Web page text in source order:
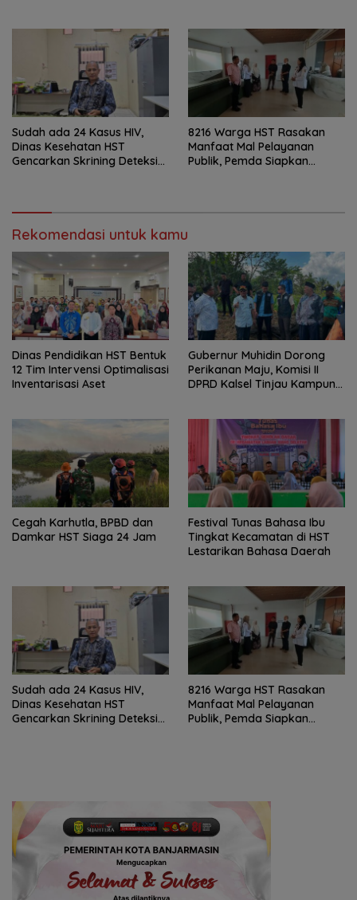
Sudah ada 24 Kasus HIV,
Dinas Kesehatan HST
Gencarkan Skrining Deteksi
8216 Warga HST Rasakan
Manfaat Mal Pelayanan
Publik, Pemda Siapkan
Rekomendasi untuk kamu
Dinas Pendidikan HST Bentuk
12 Tim Intervensi Optimalisasi
Inventarisasi Aset
Gubernur Muhidin Dorong
Perikanan Maju, Komisi II
DPRD Kalsel Tinjau Kampung
Cegah Karhutla, BPBD dan
Damkar HST Siaga 24 Jam
Festival Tunas Bahasa Ibu
Tingkat Kecamatan di HST
Lestarikan Bahasa Daerah
Sudah ada 24 Kasus HIV,
Dinas Kesehatan HST
Gencarkan Skrining Deteksi
8216 Warga HST Rasakan
Manfaat Mal Pelayanan
Publik, Pemda Siapkan